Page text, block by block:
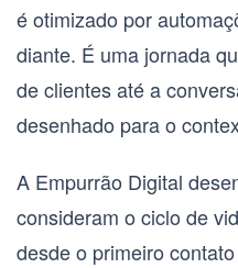
é otimizado por
diante. É uma jornada
de clientes até a
desenhado para o
A Empurrão Digital
consideram o ciclo de
desde o primeiro